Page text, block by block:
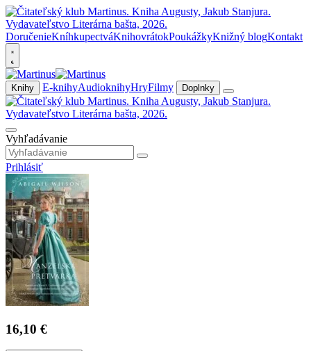
DoručenieKníhkupectváKnihovrátokPoukážkyKnižný blogKontakt
Knihy E-knihyAudioknihyHryFilmy Doplnky
Vyhľadávanie
Prihlásiť
16,10 €